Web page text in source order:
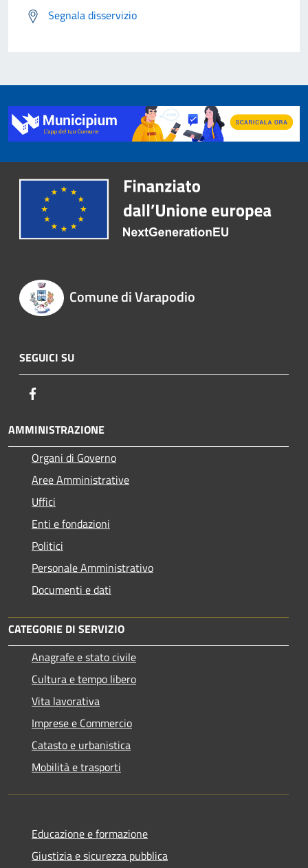
Segnala disservizio
Comune di Varapodio
SEGUICI SU
AMMINISTRAZIONE
Organi di Governo
Aree Amministrative
Uffici
Enti e fondazioni
Politici
Personale Amministrativo
Documenti e dati
CATEGORIE DI SERVIZIO
Anagrafe e stato civile
Cultura e tempo libero
Vita lavorativa
Imprese e Commercio
Catasto e urbanistica
Mobilità e trasporti
Educazione e formazione
Giustizia e sicurezza pubblica